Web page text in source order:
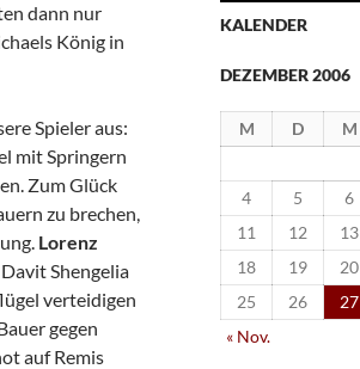
dann nur
König in
Spieler aus:
mit Springern
Zum Glück
zu brechen,
Lorenz
Shengelia
verteidigen
gegen
auf Remis
KALENDER
DEZEMBER 2006
M D M
4
5 6
11
12 13
18
19 20
25
26 27
« Nov.